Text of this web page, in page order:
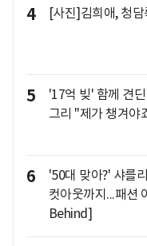
4 [사진]김희애, 청담
5
'17억 빚' 함께 견
그리 "제가 챙겨야
6
'50대 맞아?' 샤를
컷아웃까지...패션
Behind]